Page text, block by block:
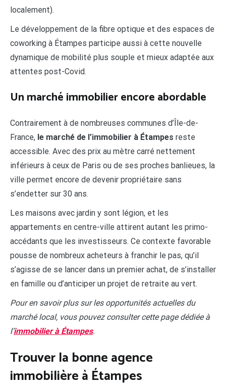
localement).
Le développement de la fibre optique et des espaces de
coworking à Étampes participe aussi à cette nouvelle
dynamique de mobilité plus souple et mieux adaptée aux
attentes post-Covid.
Un marché immobilier encore abordable
Contrairement à de nombreuses communes d’Île-de-
France, le marché de l’immobilier à Étampes reste
accessible. Avec des prix au mètre carré nettement
inférieurs à ceux de Paris ou de ses proches banlieues, la
ville permet encore de devenir propriétaire sans
s’endetter sur 30 ans.
Les maisons avec jardin y sont légion, et les
appartements en centre-ville attirent autant les primo-
accédants que les investisseurs. Ce contexte favorable
pousse de nombreux acheteurs à franchir le pas, qu’il
s’agisse de se lancer dans un premier achat, de s’installer
en famille ou d’anticiper un projet de retraite au vert.
Pour en savoir plus sur les opportunités actuelles du
marché local, vous pouvez consulter cette page dédiée à
l’immobilier à Étampes.
Trouver la bonne agence
immobilière à Étampes